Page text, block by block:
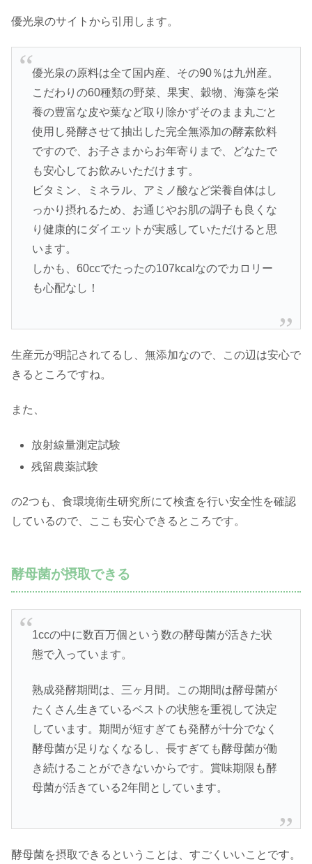
優光泉のサイトから引用します。
優光泉の原料は全て国内産、その90％は九州産。
こだわりの60種類の野菜、果実、穀物、海藻を栄
養の豊富な皮や葉など取り除かずそのまま丸ごと
使用し発酵させて抽出した完全無添加の酵素飲料
ですので、お子さまからお年寄りまで、どなたで
も安心してお飲みいただけます。
ビタミン、ミネラル、アミノ酸など栄養自体はし
っかり摂れるため、お通じやお肌の調子も良くな
り健康的にダイエットが実感していただけると思
います。
しかも、60ccでたったの107kcalなのでカロリー
も心配なし！
生産元が明記されてるし、無添加なので、この辺は安心で
きるところですね。
また、
放射線量測定試験
残留農薬試験
の2つも、食環境衛生研究所にて検査を行い安全性を確認
しているので、ここも安心できるところです。
酵母菌が摂取できる
1ccの中に数百万個という数の酵母菌が活きた状
態で入っています。
熟成発酵期間は、三ヶ月間。この期間は酵母菌が
たくさん生きているベストの状態を重視して決定
しています。期間が短すぎても発酵が十分でなく
酵母菌が足りなくなるし、長すぎても酵母菌が働
き続けることができないからです。賞味期限も酵
母菌が活きている2年間としています。
酵母菌を摂取できるということは、すごくいいことです。